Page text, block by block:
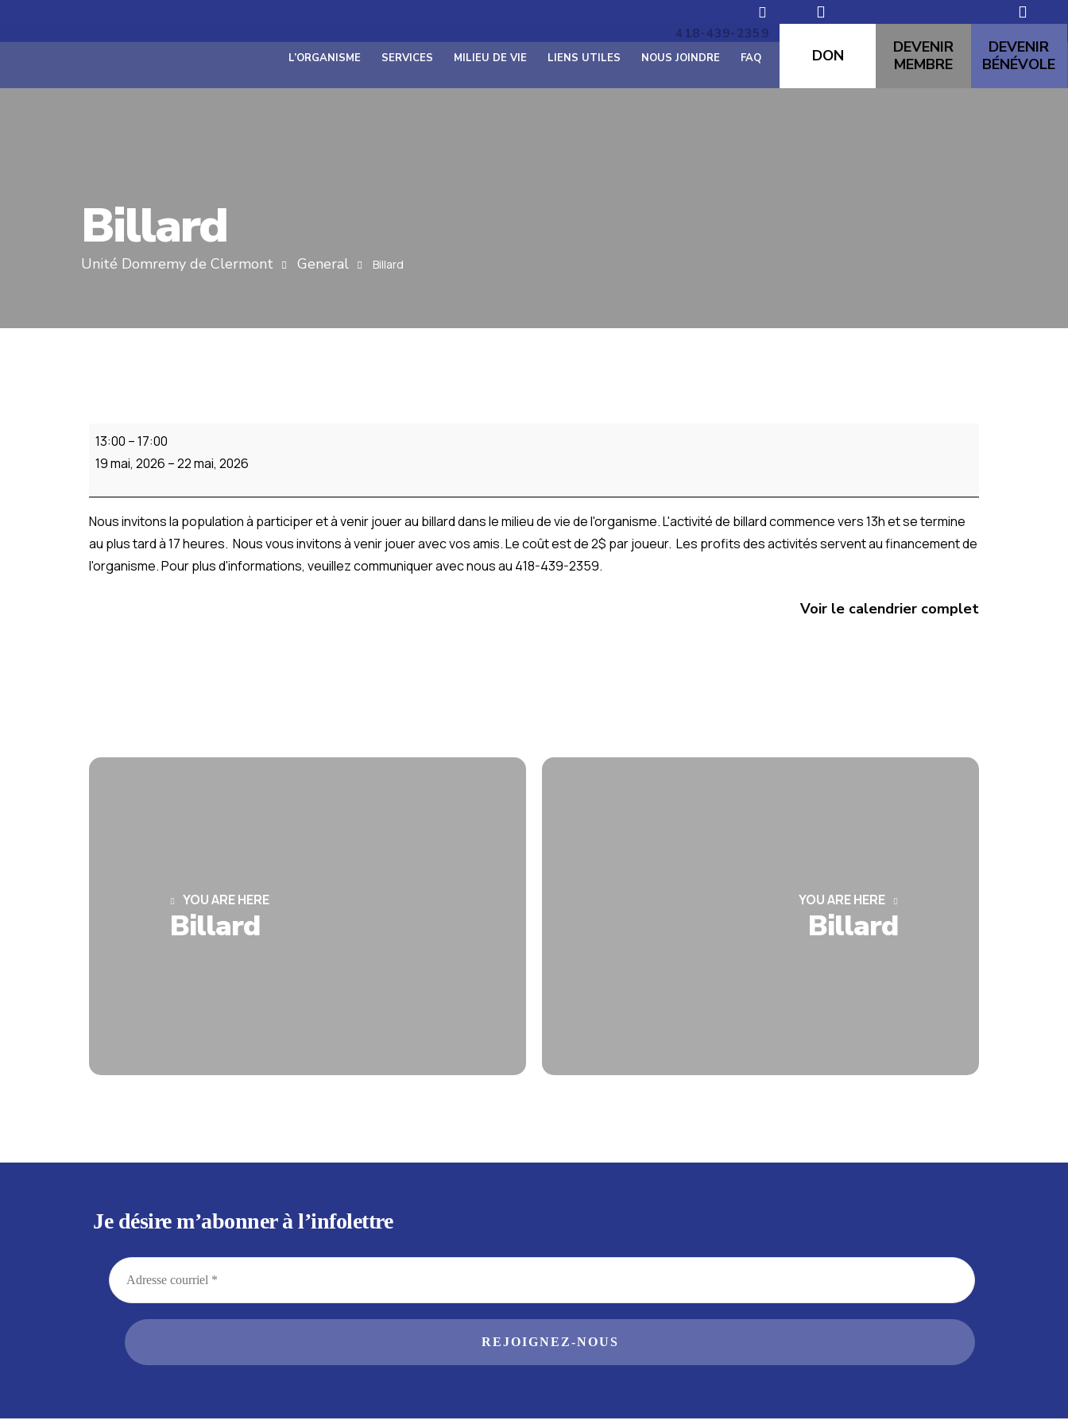
418-439-2359
L’ORGANISME SERVICES MILIEU DE VIE LIENS UTILES NOUS JOINDRE FAQ DON
DEVENIR
MEMBRE
DEVENIR
BÉNÉVOLE
Billard
Unité Domremy de Clermont General Billard
13:00 –17:00
19 mai, 2026 –22 mai, 2026
Nous invitons la population à participer et à venir jouer au billard dans le milieu de vie de l'organisme. L'activité de billard commence vers 13h et se termine
au plus tard à 17 heures. Nous vous invitons à venir jouer avec vos amis. Le coût est de 2$ par joueur. Les profits des activités servent au financement de
l'organisme. Pour plus d'informations, veuillez communiquer avec nous au 418-439-2359.
Voir le calendrier complet
YOU ARE HERE
Billard
YOU ARE HERE
Billard
Je désire m’abonner à l’infolettre